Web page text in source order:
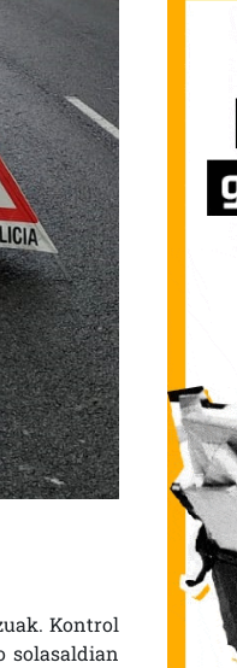
KONTROL SOZIALA SARRERAN
Kontrol
solasaldian